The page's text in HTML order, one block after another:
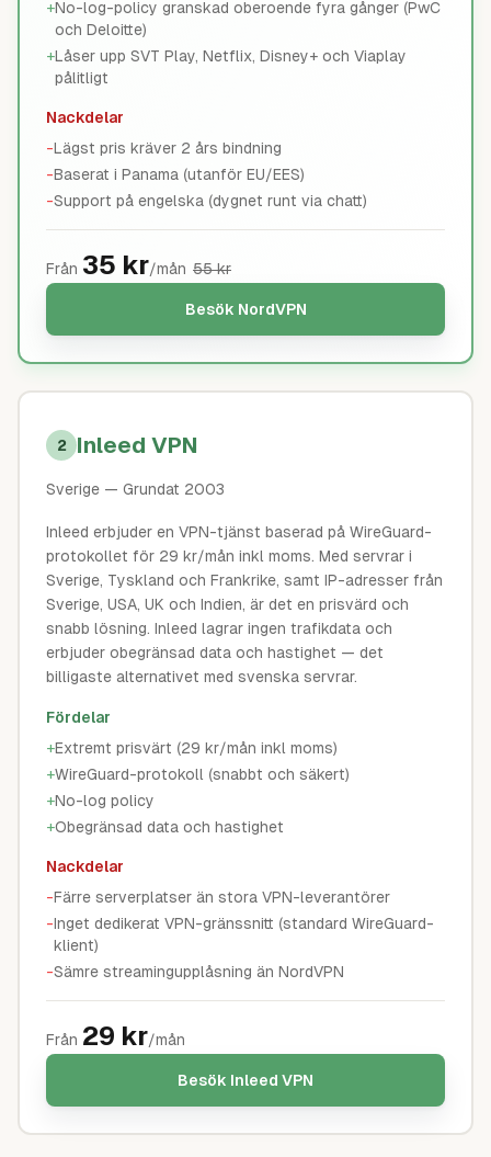
+No-log-policy granskad oberoende fyra gånger (PwC
och Deloitte)
+Låser upp SVT Play, Netflix, Disney+ och Viaplay
pålitligt
Nackdelar
-Lägst pris kräver 2 års bindning
-Baserat i Panama (utanför EU/EES)
-Support på engelska (dygnet runt via chatt)
Från 35 kr/mån 55kr
Besök NordVPN
2 Inleed VPN
Sverige — Grundat 2003
Inleed erbjuder en VPN-tjänst baserad på WireGuard-
protokollet för 29 kr/mån inkl moms. Med servrar i
Sverige, Tyskland och Frankrike, samt IP-adresser från
Sverige, USA, UK och Indien, är det en prisvärd och
snabb lösning. Inleed lagrar ingen trafikdata och
erbjuder obegränsad data och hastighet — det
billigaste alternativet med svenska servrar.
Fördelar
+Extremt prisvärt (29 kr/mån inkl moms)
+WireGuard-protokoll (snabbt och säkert)
+No-log policy
+Obegränsad data och hastighet
Nackdelar
-Färre serverplatser än stora VPN-leverantörer
-Inget dedikerat VPN-gränssnitt (standard WireGuard-
klient)
-Sämre streamingupplåsning än NordVPN
Från 29 kr/mån
Besök Inleed VPN